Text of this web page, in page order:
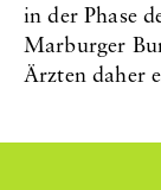
in der Phase
Marburger
Ärzten daher